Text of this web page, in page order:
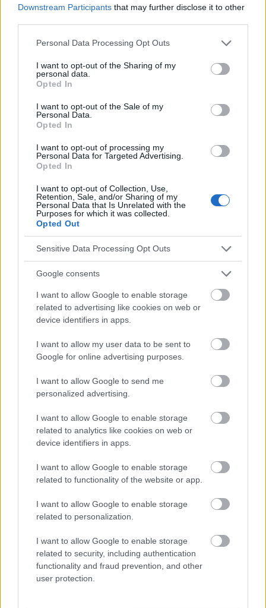
Downstream Participants that may further disclose it to other
Please note that this website/app uses one or more Google
not limited to your visit or usage behaviour. You may click to
grant or deny consent to Google and its third-party tags to
use your data for below specified purposes in below Google
consent section.
Personal Data Processing Opt Outs
I want to opt-out of the Sharing of my
personal data.
Opted In
I want to opt-out of the Sale of my
Personal Data.
Opted In
I want to opt-out of processing my
Personal Data for Targeted Advertising.
Opted In
I want to opt-out of Collection, Use,
Retention, Sale, and/or Sharing of my
Personal Data that Is Unrelated with the
Purposes for which it was collected.
Opted Out
Sensitive Data Processing Opt Outs
Google consents
I want to allow Google to enable storage
related to advertising like cookies on web or
device identifiers in apps.
I want to allow my user data to be sent to
Google for online advertising purposes.
I want to allow Google to send me
personalized advertising.
I want to allow Google to enable storage
related to analytics like cookies on web or
device identifiers in apps.
I want to allow Google to enable storage
related to functionality of the website or app.
I want to allow Google to enable storage
related to personalization.
I want to allow Google to enable storage
related to security, including authentication
functionality and fraud prevention, and other
user protection.
Schwindel
Quellen
2020 Kann die Hashimoto-Thyreoiditis Schwindel verursachen?
https://journals.viamedica.pl/endokrynologia_polska/article/view/
Berkowicz T., Domitrz I., KalinowskaŁyszczarz A., Kozubski W.,
Empfehlungen für die Behandlung von Schwindel in der
ambulanten Praxis. Practical Neurology 2013; 5(74); 8-16
Die Inhalte und Materialien auf dieser Website dienen nur zu
Bildungs- und Informationszwecken. Der Herausgeber und die
Redaktion der Website sind nicht für die Ergebnisse ihrer
Anwendung verantwortlich. Bevor Sie Ratschläge oder Tipps auf
der Website verwenden, ist es unbedingt erforderlich, einen Arzt
zu konsultieren.
Werbung: